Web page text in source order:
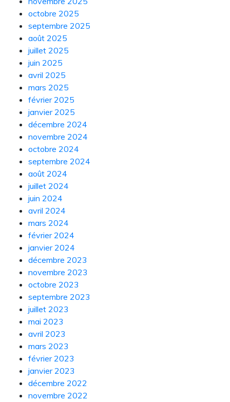
octobre 2025
septembre 2025
août 2025
juillet 2025
juin 2025
avril 2025
mars 2025
février 2025
janvier 2025
décembre 2024
novembre 2024
octobre 2024
septembre 2024
août 2024
juillet 2024
juin 2024
avril 2024
mars 2024
février 2024
janvier 2024
décembre 2023
novembre 2023
octobre 2023
septembre 2023
juillet 2023
mai 2023
avril 2023
mars 2023
février 2023
janvier 2023
décembre 2022
novembre 2022